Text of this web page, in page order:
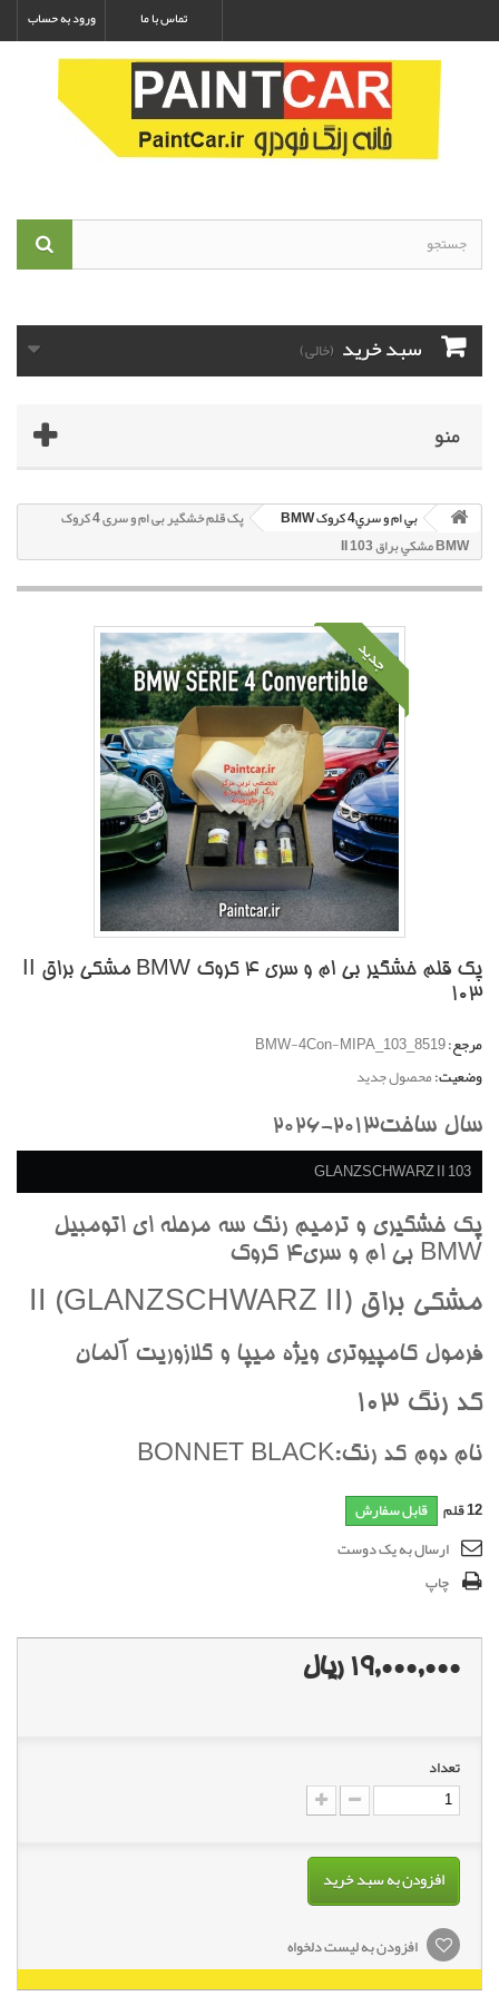
ورود به حساب تماس با ما
سبد خرید (خالی)
منو
بي ام و سري4 کروک BMW
پک قلم خشگير بی ام و سری 4 کروک
BMW مشکي براق II 103
جدید
پک قلم خشگير بی ام و سری 4 کروک BMW مشکي براق II
103
مرجع:BMW-4Con-MIPA_103_8519
وضعیت:محصول جدید
سال ساخت2013-2026
GLANZSCHWARZ II 103
پک خشگيري و ترميم رنگ سه مرحله اي اتومبيل
BMW بي ام و سري4 کروک
مشکي براق II (GLANZSCHWARZ II)
فرمول کامپيوتري ويژه ميپا و گلازوريت آلمان
کد رنگ 103
نام دوم کد رنگ:BONNET BLACK
12قلم قابل سفارش
ارسال به یک دوست
چاپ
19,000,000 ریال
تعداد
افزودن به سبد خرید
افزودن به لیست دلخواه